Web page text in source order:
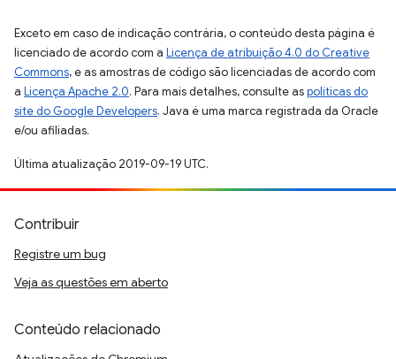
Exceto em caso de indicação contrária, o conteúdo desta página é
licenciado de acordo com a Licença de atribuição 4.0 do Creative
Commons, e as amostras de código são licenciadas de acordo com
a Licença Apache 2.0. Para mais detalhes, consulte aspolíticas do
site do Google Developers. Java é uma marca registrada da Oracle
e/ou afiliadas.
Última atualização 2019-09-19 UTC.
Contribuir
Registre um bug
Veja as questões em aberto
Conteúdo relacionado